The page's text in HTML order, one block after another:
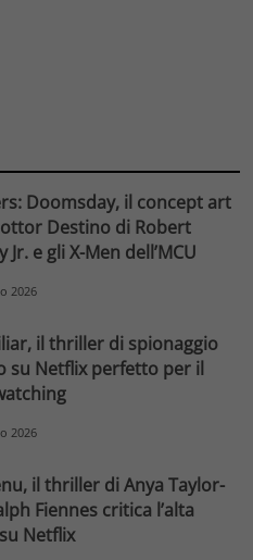
Doomsday, il concept art
Destino di Robert
Jr. e gli X-Men dell’MCU
2026
il thriller di spionaggio
su Netflix perfetto per il
2026
il thriller di Anya Taylor-
Fiennes critica l’alta
Netflix